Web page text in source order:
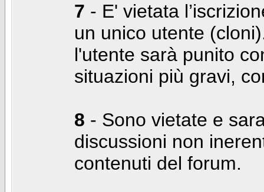
7 - E' vietata
un unico utente
l'utente sarà punito
situazioni più gravi,
8 - Sono vietate e
discussioni non
contenuti del forum.